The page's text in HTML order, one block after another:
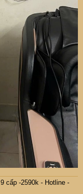
cấp -2590k - Hotline -